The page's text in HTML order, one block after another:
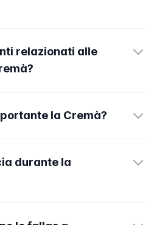
relazionati alle
la Cremà?
durante la